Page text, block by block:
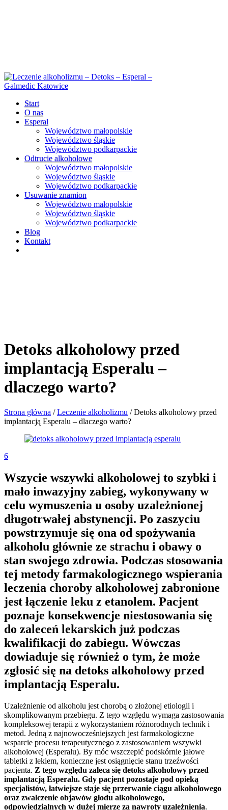
Start
O nas
Esperal
Województwo małopolskie
Województwo śląskie
Województwo podkarpackie
Odtrucie alkoholowe
Województwo małopolskie
Województwo śląskie
Województwo podkarpackie
Usuwanie znamion
Województwo małopolskie
Województwo śląskie
Województwo podkarpackie
Blog
Kontakt
Detoks alkoholowy przed
implantacją Esperalu –
dlaczego warto?
Strona główna /Leczenie alkoholizmu /Detoks alkoholowy przed
implantacją Esperalu – dlaczego warto?
6
Wszycie wszywki alkoholowej to szybki i
mało inwazyjny zabieg, wykonywany w
celu wymuszenia u osoby uzależnionej
długotrwałej abstynencji. Po zaszyciu
powstrzymuje się ona od spożywania
alkoholu głównie ze strachu i obawy o
stan swojego zdrowia. Podczas stosowania
tej metody farmakologicznego wspierania
leczenia choroby alkoholowej zabronione
jest łączenie leku z etanolem. Pacjent
poznaje konsekwencje niestosowania się
do zaleceń lekarskich już podczas
kwalifikacji do zabiegu. Wówczas
dowiaduje się również o tym, że może
zgłosić się na detoks alkoholowy przed
implantacją Esperalu.
Uzależnienie od alkoholu jest chorobą o złożonej etiologii i
skomplikowanym przebiegu. Z tego względu wymaga zastosowania
kompleksowej terapii z wykorzystaniem różnorodnych technik i
metod. Jedną z najnowocześniejszych jest farmakologiczne
wsparcie procesu terapeutycznego z zastosowaniem wszywki
alkoholowej (Esperalu). By móc wszczepić podskórnie jałowe
tabletki z lekiem, konieczne jest osiągnięcie stanu trzeźwości
pacjenta. Z tego względu zaleca się detoks alkoholowy przed
implantacją Esperalu. Gdy pacjent pozostaje pod opieką
specjalistów, łatwiejsze staje się przerwanie ciągu alkoholowego
oraz zwalczenie objawów głodu alkoholowego,
odpowiedzialnych w dużej mierze za nawroty uzależnienia.